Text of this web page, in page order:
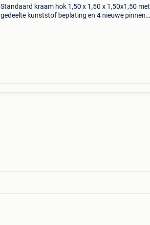
Standaard kraam hok 1,50 x 1,50 x 1,50x1,50 met
gedeelte kunststof beplating en 4 nieuwe pinnen